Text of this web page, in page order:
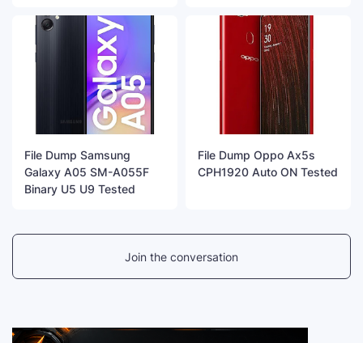
File Dump Samsung
Galaxy A05 SM-A055F
Binary U5 U9 Tested
File Dump Oppo Ax5s
CPH1920 Auto ON Tested
Join the conversation